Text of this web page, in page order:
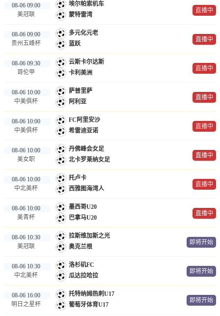
08-06 09:00
美冠联
埃尔帕索机车
蒙特雷湾
直播中
08-06 09:00
贵州五峰杯
多元化元老
蓝跃
直播中
08-06 09:30
哥伦甲
云斯卡尔达斯
卡利美洲
直播中
08-06 10:00
中美俱杯
萨普里萨
阿利亚
直播中
08-06 10:00
中美俱杯
FC阿里安沙
希雷迪亚诺
直播中
08-06 10:00
美女职
丹佛峰会女足
北卡罗莱纳女足
直播中
08-06 10:00
中北美杯
托卢卡
西雅图海湾人
直播中
08-06 10:00
美青杯
墨西哥U20
巴拿马U20
直播中
08-06 10:30
美冠联
拉斯维加斯之光
奥克兰根
即将开始
08-06 10:30
中北美杯
洛杉矶FC
瓜达拉哈拉
即将开始
08-06 16:00
明日之星杯
托特纳姆热刺U17
葡萄牙体育U17
即将开始